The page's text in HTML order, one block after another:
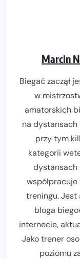
Marcin
Biegać zaczął
w
amatorskich
na
przy tym
kategorii
dystansach
współpracuje
treningu. Jest
bloga
internecie,
Jako trener
poziomu